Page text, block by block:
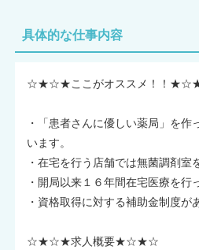
具体的な仕事内容
☆★☆★ここがオススメ！！
・「患者さんに優しい薬局」を作
います。
・在宅を行う店舗では無菌調剤室
・開局以来１６年間在宅医療を行
・資格取得に対する補助金制度が
☆★☆★求人概要★☆★☆